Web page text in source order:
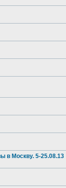
в Москву. 5-25.08.13